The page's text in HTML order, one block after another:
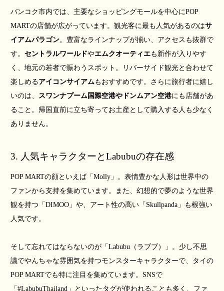
バンコク市内では、主要なショッピングモールを中心にPOP
MARTの店舗が広がっています。観光客に最も人気があるのはサ
イアムパラゴン。豊富なラインナップが揃い、アクセスも抜群で
す。 セントラルワールドやエムクオーティエも新作が入りやす
く、地元の若者で賑わうスポット。リバーサイド観光と合わせて
楽しめるアイコンサイアムもおすすめです。さらに旅行者に嬉し
いのは、 スワンナプーム国際空港やドンムアン空港にも店舗があ
ること。帰国直前に立ち寄ってお土産として購入する人も少なく
ありません。
3. 人気キャラクターとLabubuの存在感
POP MARTの顔といえば「Molly」。表情豊かな人形は世界中の
ファンから支持を集めています。また、幻想的で夢のような世界
観を持つ「DIMOO」や、アート性の高い「Skullpanda」も根強い
人気です。
そして忘れてはならないのが「Labubu（ラブブ）」。少し不思
議でやんちゃな雰囲気を持つモンスターキャラクターで、タイの
POP MARTでも特に注目を集めています。SNSで
「#LabubuThailand」といったタグが使われることも多く、ファ